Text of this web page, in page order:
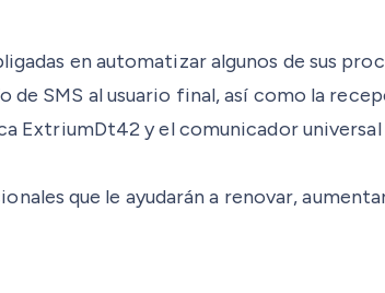
en automatizar algunos de sus
SMS al usuario final, así como la
ExtriumDt42 y el comunicador
que le ayudarán a renovar,